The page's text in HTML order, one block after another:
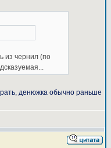
из чернил (по
денюжка обычно раньше